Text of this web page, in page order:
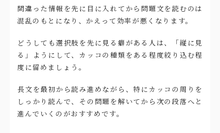
間違った情報を先に目に入れてから問題文を読むのは
混乱のもとになり、かえって効率が悪くなります。
どうしても選択肢を先に見る癖がある人は、「縦に見
る」ようにして、カッコの種類をある程度絞り込む程
度に留めましょう。
長文を最初から読み進めながら、特にカッコの周りを
しっかり読んで、その問題を解いてから次の段落へと
進んでいくのがおすすめです。